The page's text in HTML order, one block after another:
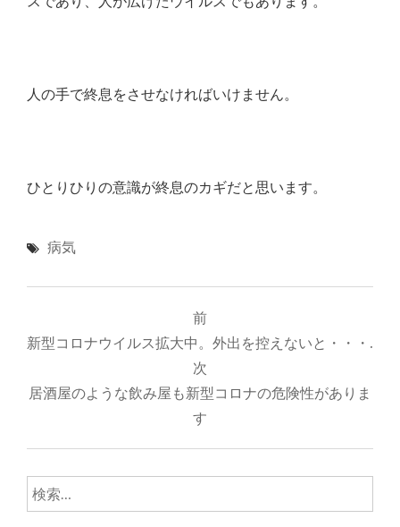
人の手で終息をさせなければいけません。
ひとりひりの意識が終息のカギだと思います。
病気
稿
ビ
ゲ
ー
シ
前
新型コロナウイルス拡大中。外出を控えないと・・・.
次
居酒屋のような飲み屋も新型コロナの危険性がありま
す
検
索: